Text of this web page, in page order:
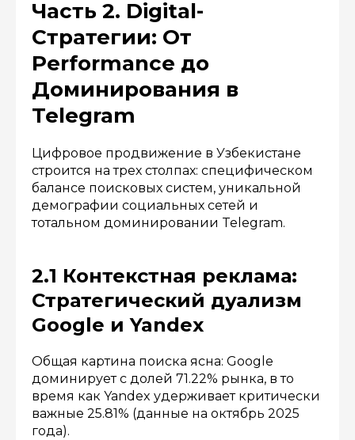
Часть 2. Digital-
Стратегии: От
Performance до
Доминирования в
Telegram
Цифровое продвижение в Узбекистане
строится на трех столпах: специфическом
балансе поисковых систем, уникальной
демографии социальных сетей и
тотальном доминировании Telegram.
2.1 Контекстная реклама:
Стратегический дуализм
Google и Yandex
Общая картина поиска ясна: Google
доминирует с долей 71.22% рынка, в то
время как Yandex удерживает критически
важные 25.81% (данные на октябрь 2025
года).